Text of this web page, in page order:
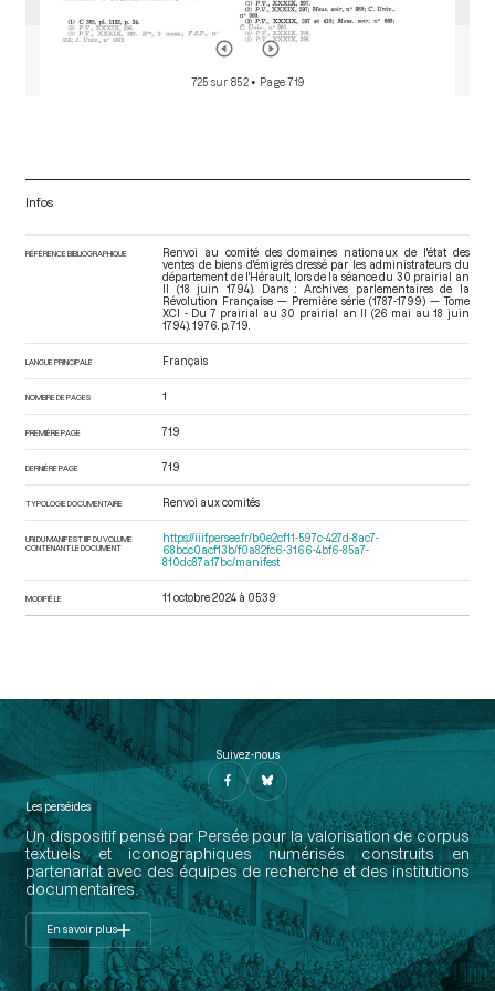
725 sur 852 • Page 719
Infos
RÉFÉRENCE BIBLIOGRAPHIQUE
Renvoi au comité des domaines nationaux de l'état des
ventes de biens d'émigrés dressé par les administrateurs du
département de l'Hérault, lors de la séance du 30 prairial an
II (18 juin 1794). Dans : Archives parlementaires de la
Révolution Française — Première série (1787-1799) — Tome
XCI - Du 7 prairial au 30 prairial an II (26 mai au 18 juin
1794) . 1976. p. 719.
LANGUE PRINCIPALE Français
NOMBRE DE PAGES 1
PREMIÈRE PAGE 719
DERNIÈRE PAGE 719
TYPOLOGIE DOCUMENTAIRE Renvoi aux comités
URI DU MANIFEST IIIF DU VOLUME
CONTENANT LE DOCUMENT
https://iiif.persee.fr/b0e2cf11-597c-427d-8ac7-
68bcc0acf13b/f0a82fc6-3166-4bf6-85a7-
810dc87a17bc/manifest
MODIFIÉ LE 11 octobre 2024 à 05:39
Suivez-nous
Les perséides
Un dispositif pensé par Persée pour la valorisation de corpus
textuels et iconographiques numérisés construits en
partenariat avec des équipes de recherche et des institutions
documentaires.
En savoir plus